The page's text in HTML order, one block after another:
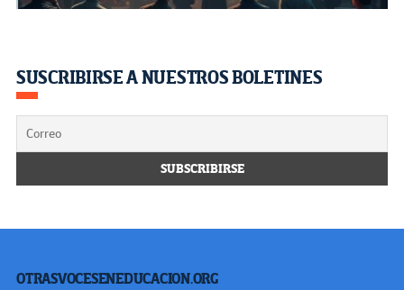
SUSCRIBIRSE A NUESTROS BOLETINES
OTRASVOCESENEDUCACION.ORG